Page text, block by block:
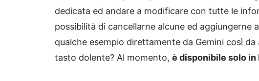
dedicata ed andare a modificare con tutte le
possibilità di cancellarne alcune ed aggiungerne
qualche esempio direttamente da Gemini così
tasto dolente? Al momento, è disponibile solo in